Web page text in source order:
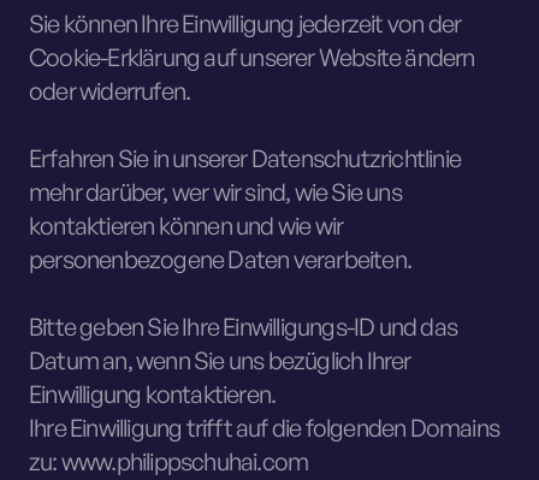
Sie können Ihre Einwilligung jederzeit von der
Cookie-Erklärung auf unserer Website ändern
oder widerrufen.
Erfahren Sie in unserer Datenschutzrichtlinie
mehr darüber, wer wir sind, wie Sie uns
kontaktieren können und wie wir
personenbezogene Daten verarbeiten.
Bitte geben Sie Ihre Einwilligungs-ID und das
Datum an, wenn Sie uns bezüglich Ihrer
Einwilligung kontaktieren.
Ihre Einwilligung trifft auf die folgenden Domains
zu: www.philippschuhai.com